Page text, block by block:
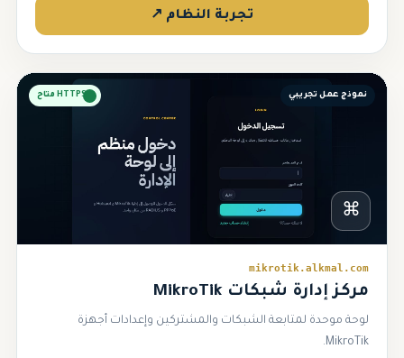
تجربة النظام ↗
نموذج عمل تجريبي HTTPS متاح
⌘
mikrotik.alkmal.com
مركز إدارة شبكات MikroTik
لوحة موحدة لمتابعة الشبكات والمشتركين وإعدادات أجهزة
MikroTik.